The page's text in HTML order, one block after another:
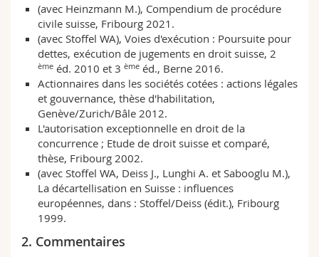
Sciences et médecine
Interfacultaire
Collaborateurs
Doctorants
Webmail
Programme des cours
MyUnifr
(avec Heinzmann M.), Compendium de procédure
civile suisse, Fribourg 2021.
(avec Stoffel WA), Voies d'exécution : Poursuite pour
dettes, exécution de jugements en droit suisse, 2
èmeéd. 2010 et 3 èmeéd., Berne 2016.
Actionnaires dans les sociétés cotées : actions légales
et gouvernance, thèse d'habilitation,
Genève/Zurich/Bâle 2012.
L'autorisation exceptionnelle en droit de la
concurrence ; Etude de droit suisse et comparé,
thèse, Fribourg 2002.
(avec Stoffel WA, Deiss J., Lunghi A. et Sabooglu M.),
La décartellisation en Suisse : influences
européennes, dans : Stoffel/Deiss (édit.), Fribourg
1999.
2. Commentaires